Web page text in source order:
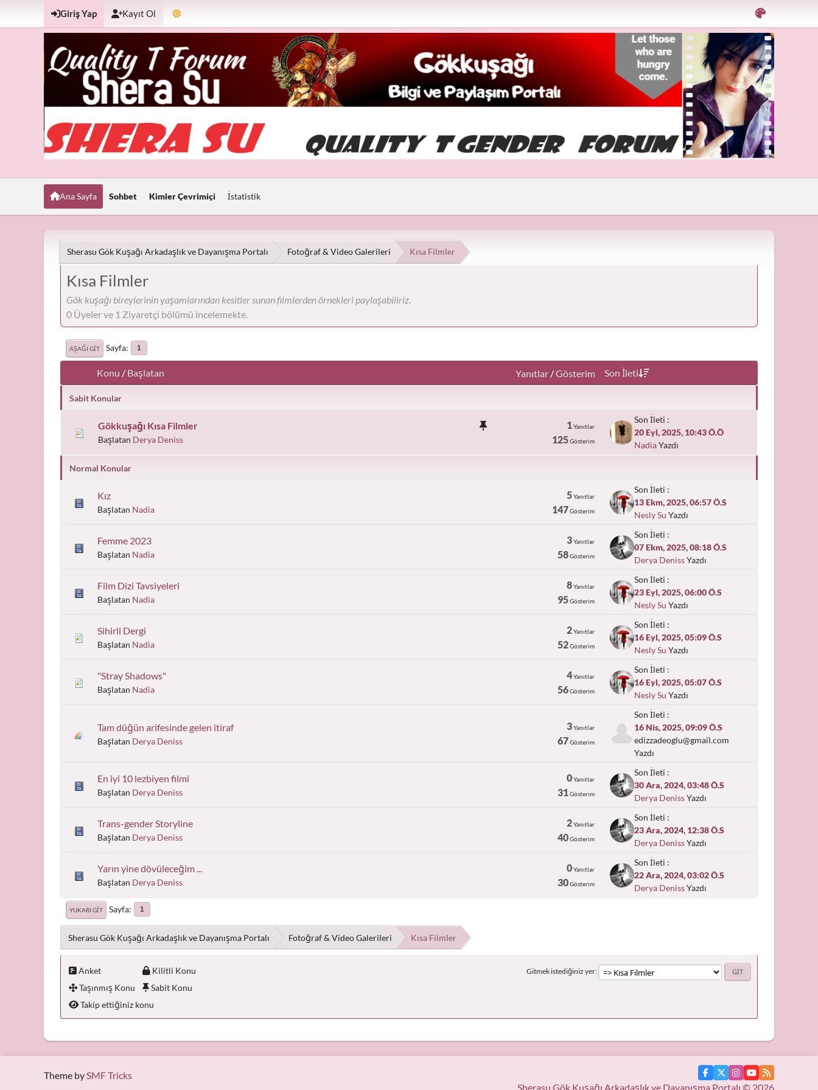
Giriş Yap Kayıt Ol
Ana Sayfa Sohbet Kimler Çevrimiçi İstatistik
Sherasu Gök Kuşağı Arkadaşlık ve Dayanışma Portalı Fotoğraf & Video Galerileri Kısa Filmler
Kısa Filmler
Gök kuşağı bireylerinin yaşamlarından kesitler sunan filmlerden örnekleri paylaşabiliriz.
0 Üyeler ve 1 Ziyaretçi bölümü incelemekte.
AŞAĞI GIT Sayfa 1
Konu /Başlatan Yanıtlar/Gösterim Son İleti
Sabit Konular
Gökkuşağı Kısa Filmler
Başlatan Derya Deniss
1Yanıtlar
125Gösterim
Son İleti :
20 Eyl, 2025, 10:43 Ö.Ö
NadiaYazdı
Normal Konular
Kız
Başlatan Nadia
5Yanıtlar
147Gösterim
Son İleti :
13 Ekm, 2025, 06:57 Ö.S
Nesly Su Yazdı
Femme 2023
Başlatan Nadia
3Yanıtlar
58Gösterim
Son İleti :
07 Ekm, 2025, 08:18 Ö.S
Derya DenissYazdı
Film Dizi Tavsiyeleri
Başlatan Nadia
8Yanıtlar
95Gösterim
Son İleti :
23 Eyl, 2025, 06:00 Ö.S
Nesly Su Yazdı
Sihirli Dergi
Başlatan Nadia
2Yanıtlar
52Gösterim
Son İleti :
16 Eyl, 2025, 05:09 Ö.S
Nesly Su Yazdı
"Stray Shadows"
Başlatan Nadia
4Yanıtlar
56Gösterim
Son İleti :
16 Eyl, 2025, 05:07 Ö.S
Nesly Su Yazdı
Tam düğün arifesinde gelen itiraf
Başlatan Derya Deniss
3Yanıtlar
67Gösterim
Son İleti :
16 Nis, 2025, 09:09 Ö.S
edizzadeoglu@gmail.com
Yazdı
En iyi 10 lezbiyen filmi
Başlatan Derya Deniss
0Yanıtlar
31Gösterim
Son İleti :
30 Ara, 2024, 03:48 Ö.S
Derya DenissYazdı
Trans-gender Storyline
Başlatan Derya Deniss
2Yanıtlar
40Gösterim
Son İleti :
23 Ara, 2024, 12:38 Ö.S
Derya DenissYazdı
Yarın yine dövüleceğim ...
Başlatan Derya Deniss
0Yanıtlar
30Gösterim
Son İleti :
22 Ara, 2024, 03:02 Ö.S
Derya DenissYazdı
YUKARI GIT Sayfa 1
Sherasu Gök Kuşağı Arkadaşlık ve Dayanışma Portalı Fotoğraf & Video Galerileri Kısa Filmler
Gitmek istediğiniz yer
Anket
Taşınmış Konu
Kilitli Konu
Sabit Konu
Takip ettiğiniz konu
Theme bySMF Tricks
Sherasu Gök Kuşağı Arkadaşlık ve Dayanışma Portalı © 2026